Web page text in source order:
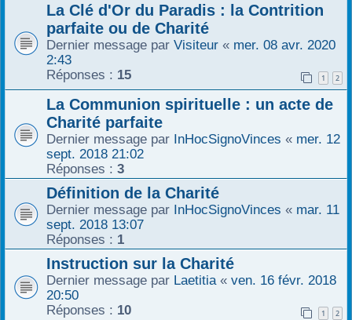
La Clé d'Or du Paradis : la Contrition
parfaite ou de Charité
Dernier message par Visiteur « mer. 08 avr. 2020
2:43
Réponses : 15 1 2
La Communion spirituelle : un acte de
Charité parfaite
Dernier message par InHocSignoVinces « mer. 12
sept. 2018 21:02
Réponses : 3
Définition de la Charité
Dernier message par InHocSignoVinces « mar. 11
sept. 2018 13:07
Réponses : 1
Instruction sur la Charité
Dernier message par Laetitia « ven. 16 févr. 2018
20:50
Réponses : 10 1 2